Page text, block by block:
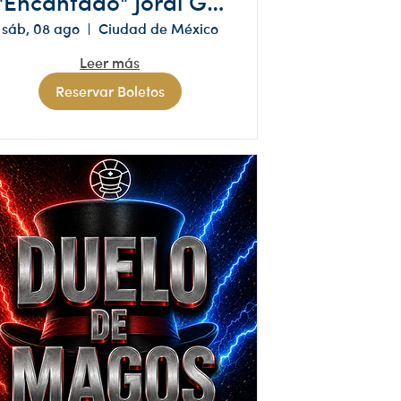
Magia de Cerca /
Cartomagia y Humor
sáb, 08 ago
Ciudad de México
Leer más
Reservar Boletos